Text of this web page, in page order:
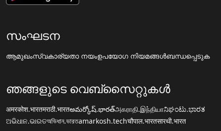
സംഘടന
ആമുഖംസ്വകാര്യതാ നയംഉപയോഗ നിയമങ്ങൾബന്ധപ്പെടുക
ഞങ്ങളുടെ വെബ്സൈറ്റുകൾ
अमरकोश.भारतमराठी.भारतఅమర్కోష్.భారత్அகராதி.இந்தியாನಿಘಂಟು.ಭಾರತ
ଅଭିଧାନ.ଭାରତঅভিধান.ভারতamarkosh.techचौपाल.भारतसारथी.भारत